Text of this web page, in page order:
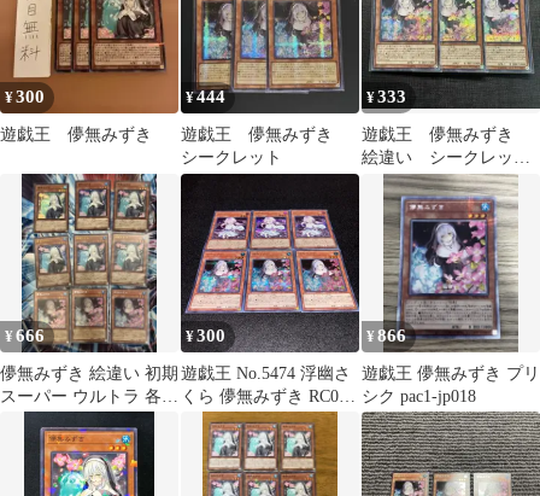
18枚
¥300
遊戯王 儚無みずき
¥444
遊戯王 儚無みずき
シークレット
¥333
遊戯王 儚無みずき
絵違い シークレッ
ト 3枚 はなみずき
¥666
儚無みずき 絵違い 初期
スーパー ウルトラ 各3
¥300
遊戯王 No.5474 浮幽さ
くら 儚無みずき RC03
シークレット 絵違い 6
¥866
遊戯王 儚無みずき プリ
シク pac1-jp018